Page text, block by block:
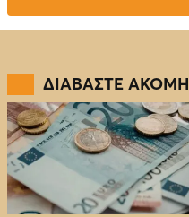
ΔΙΑΒΑΣΤΕ ΑΚΟΜΗ